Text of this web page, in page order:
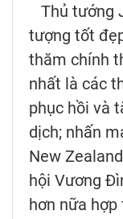
Thủ tướng
tượng tốt
thăm chính
nhất là các
phục hồi và
dịch; nhấn
New
hội Vương
hơn nữa